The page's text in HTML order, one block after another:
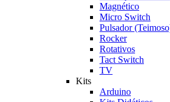
Magnético
Micro Switch
Pulsador
Rocker
Rotativos
Tact Switch
TV
Kits
Arduino